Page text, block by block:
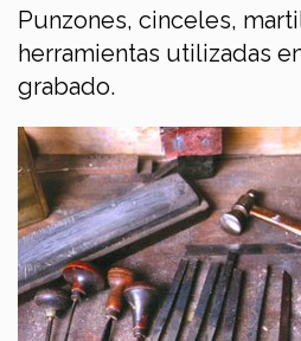
Punzones, cinceles,
herramientas utilizadas
grabado.